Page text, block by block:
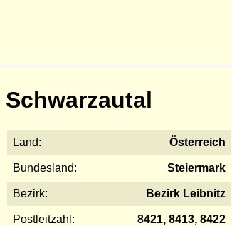
Schwarzautal
Land: Österreich
Bundesland: Steiermark
Bezirk: Bezirk Leibnitz
Postleitzahl: 8421, 8413, 8422